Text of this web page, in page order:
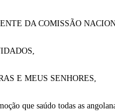
DA COMISSÃO
E MEUS SENHORES,
que saúdo todas as